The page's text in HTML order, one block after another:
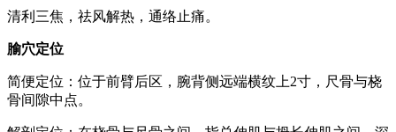
清利三焦，祛风解热，通络止痛。
腧穴定位
简便定位：位于前臂后区，腕背侧远端横纹上2寸，尺骨与桡
骨间隙中点。